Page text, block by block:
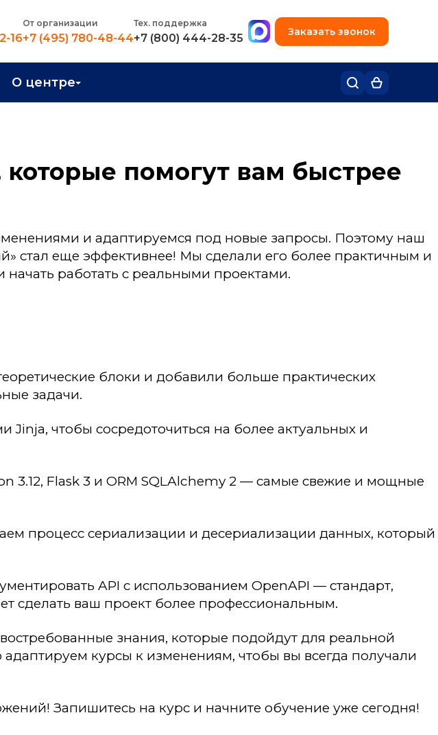
16
От организации
+7 (495) 780-48-44
Тех. поддержка
+7 (800) 444-28-35
+7 (495) 780-48-49
Заказать звонок
О центре
О центре
помогут вам быстрее
и адаптируемся под новые запросы. Поэтому наш
стал еще эффективнее! Мы сделали его более практичным и
работать с реальными проектами.
блоки и добавили больше практических
задачи.
чтобы сосредоточиться на более актуальных и
3.12, Flask 3 и ORM SQLAlchemy 2 — самые свежие и мощные
процесс сериализации и десериализации данных, который
API с использованием OpenAPI — стандарт,
сделать ваш проект более профессиональным.
знания, которые подойдут для реальной
курсы к изменениям, чтобы вы всегда получали
Запишитесь на курс и начните обучение уже сегодня!